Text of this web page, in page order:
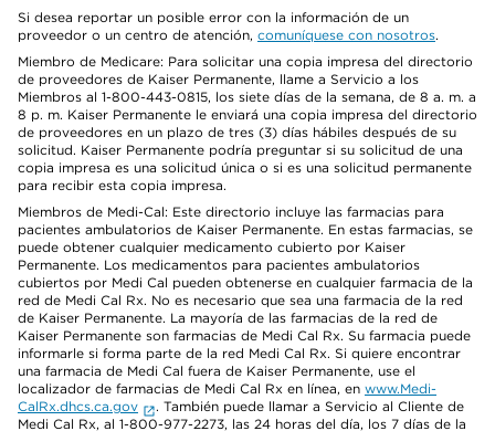
Si desea reportar un posible error con la información de un
proveedor o un centro de atención, comuníquese con nosotros.
Miembro de Medicare: Para solicitar una copia impresa del directorio
de proveedores de Kaiser Permanente, llame a Servicio a los
Miembros al 1-800-443-0815, los siete días de la semana, de 8 a. m. a
8 p. m. Kaiser Permanente le enviará una copia impresa del directorio
de proveedores en un plazo de tres (3) días hábiles después de su
solicitud. Kaiser Permanente podría preguntar si su solicitud de una
copia impresa es una solicitud única o si es una solicitud permanente
para recibir esta copia impresa.
Miembros de Medi-Cal: Este directorio incluye las farmacias para
pacientes ambulatorios de Kaiser Permanente. En estas farmacias, se
puede obtener cualquier medicamento cubierto por Kaiser
Permanente. Los medicamentos para pacientes ambulatorios
cubiertos por Medi Cal pueden obtenerse en cualquier farmacia de la
red de Medi Cal Rx. No es necesario que sea una farmacia de la red
de Kaiser Permanente. La mayoría de las farmacias de la red de
Kaiser Permanente son farmacias de Medi Cal Rx. Su farmacia puede
informarle si forma parte de la red Medi Cal Rx. Si quiere encontrar
una farmacia de Medi Cal fuera de Kaiser Permanente, use el
localizador de farmacias de Medi Cal Rx en línea, en www.Medi-
CalRx.dhcs.ca.gov
. También puede llamar a Servicio al Cliente de
Medi Cal Rx, al 1-800-977-2273, las 24 horas del día, los 7 días de la